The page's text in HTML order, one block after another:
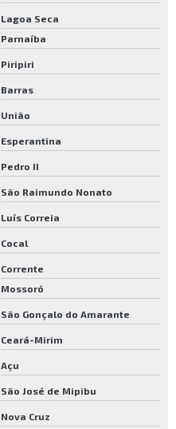
Lagoa Seca
Parnaíba
Piripiri
Barras
União
Esperantina
Pedro II
São Raimundo Nonato
Luís Correia
Cocal
Corrente
Mossoró
São Gonçalo do Amarante
Ceará-Mirim
Açu
São José de Mipibu
Nova Cruz